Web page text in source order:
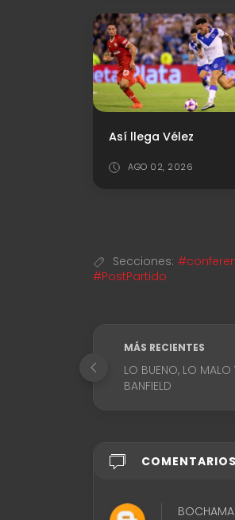
La número 18
AGO 08, 2026
Secciones:
#PostPartido
MÁS RECIENTES
LO BUENO, LO MALO
BANFIELD
COMENTARIOS